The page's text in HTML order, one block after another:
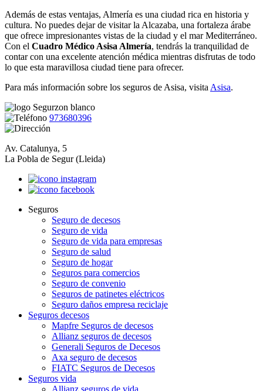
Además de estas ventajas, Almería es una ciudad rica en historia y
cultura. No puedes dejar de visitar la Alcazaba, una fortaleza árabe
que ofrece impresionantes vistas de la ciudad y el mar Mediterráneo.
Con el Cuadro Médico Asisa Almería, tendrás la tranquilidad de
contar con una excelente atención médica mientras disfrutas de todo
lo que esta maravillosa ciudad tiene para ofrecer.
Para más información sobre los seguros de Asisa, visita Asisa.
973680396
Av. Catalunya, 5
La Pobla de Segur (Lleida)
Seguros
Seguro de decesos
Seguro de vida
Seguro de vida para empresas
Seguro de salud
Seguro de hogar
Seguros para comercios
Seguro de convenio
Seguros de patinetes eléctricos
Seguro daños empresa reciclaje
Seguros decesos
Mapfre Seguros de decesos
Allianz seguros de decesos
Generali Seguros de Decesos
Axa seguro de decesos
FIATC Seguros de Decesos
Seguros vida
Allianz seguros de vida